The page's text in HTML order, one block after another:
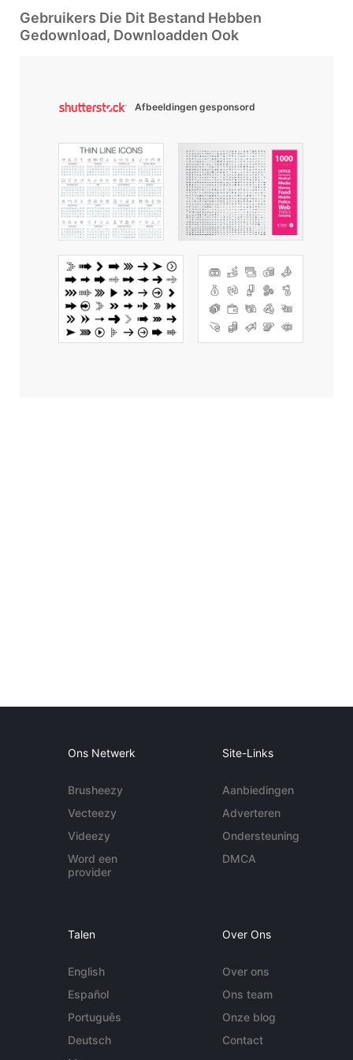
Gebruikers Die Dit Bestand Hebben
Gedownload, Downloadden Ook
Afbeeldingen gesponsord
Ons Netwerk
Brusheezy
Vecteezy
Videezy
Word een
provider
Site-Links
Aanbiedingen
Adverteren
Ondersteuning
DMCA
Talen
English
Español
Português
Deutsch
Over Ons
Over ons
Ons team
Onze blog
Contact